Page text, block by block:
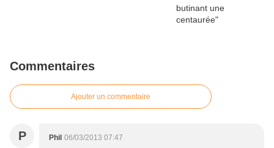
Commentaires
Ajouter un commentaire
P Phil 06/03/2013 07:47